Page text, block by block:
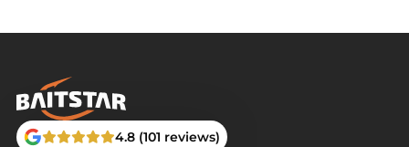
4.8 (101 reviews)